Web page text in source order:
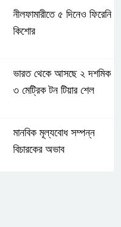
নীলফামারীতে ৫ দিনেও ফিরেনি
কিশোর
ভারত থেকে আসছে ২ দশমিক
৩ মেট্রিক টন টিয়ার শেল
মানবিক মূল্যবোধ সম্পন্ন
বিচারকের অভাব